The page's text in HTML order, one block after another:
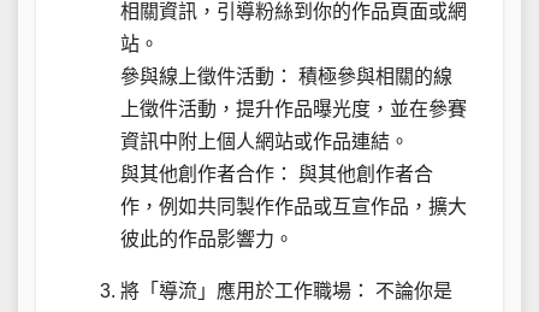
相關資訊，引導粉絲到你的作品頁面或網
站。
參與線上徵件活動： 積極參與相關的線
上徵件活動，提升作品曝光度，並在參賽
資訊中附上個人網站或作品連結。
與其他創作者合作： 與其他創作者合
作，例如共同製作作品或互宣作品，擴大
彼此的作品影響力。
將「導流」應用於工作職場： 不論你是